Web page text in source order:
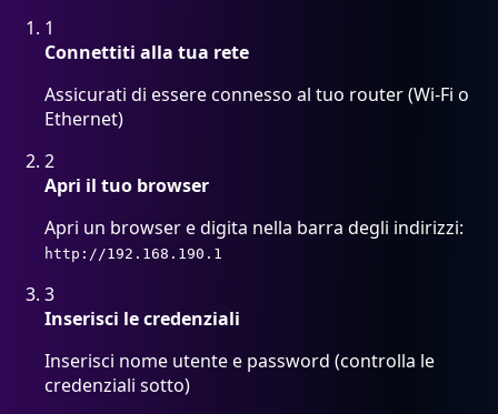
1
Connettiti alla tua rete
Assicurati di essere connesso al tuo router (Wi-Fi o
Ethernet)
2
Apri il tuo browser
Apri un browser e digita nella barra degli indirizzi:
http://192.168.190.1
3
Inserisci le credenziali
Inserisci nome utente e password (controlla le
credenziali sotto)